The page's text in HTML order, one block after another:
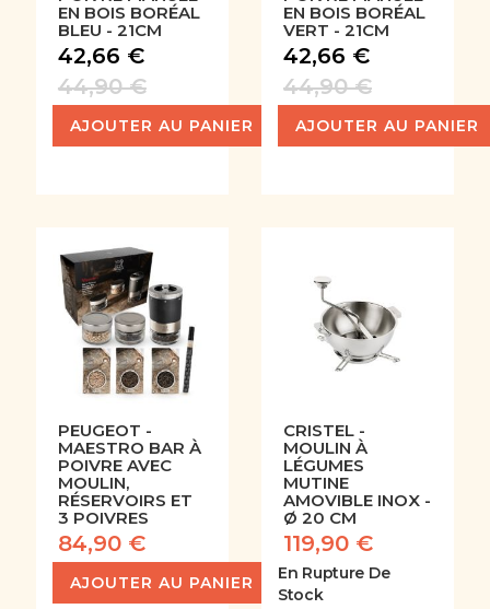
EN BOIS BORÉAL
BLEU - 21CM
42,66 €
44,90 €
AJOUTER AU PANIER
EN BOIS BORÉAL
VERT - 21CM
42,66 €
44,90 €
AJOUTER AU PANIER
PEUGEOT -
MAESTRO BAR À
POIVRE AVEC
MOULIN,
RÉSERVOIRS ET
3 POIVRES
84,90 €
AJOUTER AU PANIER
CRISTEL -
MOULIN À
LÉGUMES
MUTINE
AMOVIBLE INOX -
Ø 20 CM
119,90 €
En Rupture De
Stock